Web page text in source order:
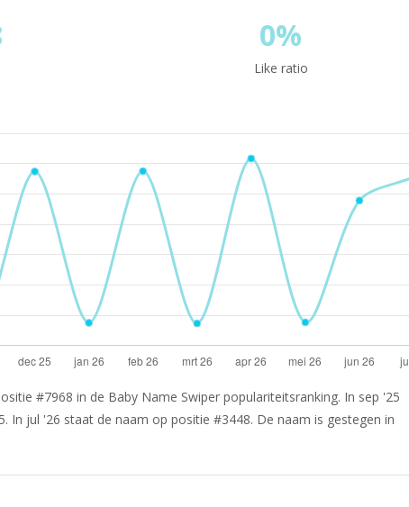
0%
Like ratio
#7968 in de Baby Name Swiper populariteitsranking. In sep '25
In jul '26 staat de naam op positie #3448. De naam is gestegen in